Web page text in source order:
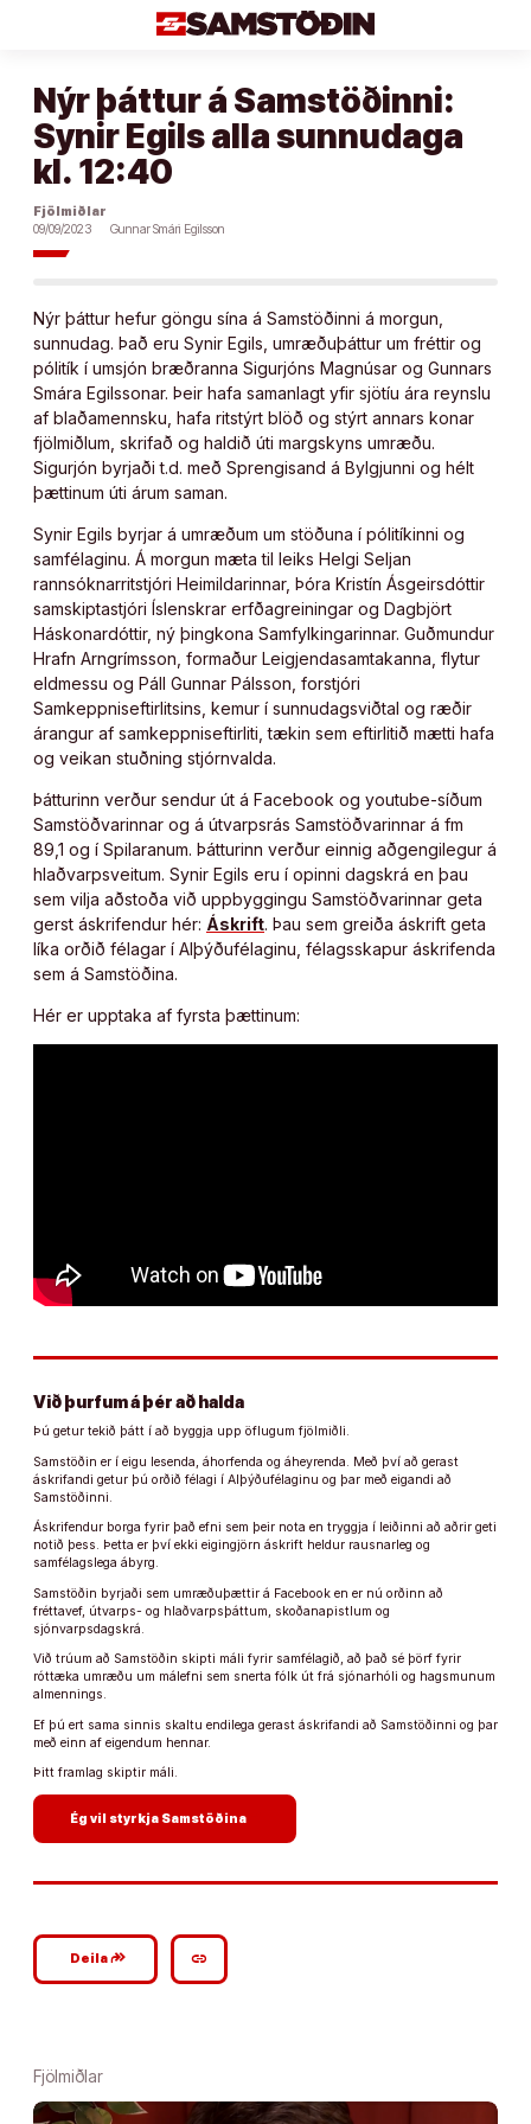
Nýr þáttur á Samstöðinni:
Synir Egils alla sunnudaga
kl. 12:40
Fjölmiðlar
09/09/2023
Gunnar Smári Egilsson
Nýr þáttur hefur göngu sína á Samstöðinni á morgun,
sunnudag. Það eru Synir Egils, umræðuþáttur um fréttir og
pólitík í umsjón bræðranna Sigurjóns Magnúsar og Gunnars
Smára Egilssonar. Þeir hafa samanlagt yfir sjötíu ára reynslu
af blaðamennsku, hafa ritstýrt blöð og stýrt annars konar
fjölmiðlum, skrifað og haldið úti margskyns umræðu.
Sigurjón byrjaði t.d. með Sprengisand á Bylgjunni og hélt
þættinum úti árum saman.
Synir Egils byrjar á umræðum um stöðuna í pólitíkinni og
samfélaginu. Á morgun mæta til leiks Helgi Seljan
rannsóknarritstjóri Heimildarinnar, Þóra Kristín Ásgeirsdóttir
samskiptastjóri Íslenskrar erfðagreiningar og Dagbjört
Háskonardóttir, ný þingkona Samfylkingarinnar. Guðmundur
Hrafn Arngrímsson, formaður Leigjendasamtakanna, flytur
eldmessu og Páll Gunnar Pálsson, forstjóri
Samkeppniseftirlitsins, kemur í sunnudagsviðtal og ræðir
árangur af samkeppniseftirliti, tækin sem eftirlitið mætti hafa
og veikan stuðning stjórnvalda.
Þátturinn verður sendur út á Facebook og youtube-síðum
Samstöðvarinnar og á útvarpsrás Samstöðvarinnar á fm
89,1 og í Spilaranum. Þátturinn verður einnig aðgengilegur á
hlaðvarpsveitum. Synir Egils eru í opinni dagskrá en þau
sem vilja aðstoða við uppbyggingu Samstöðvarinnar geta
gerst áskrifendur hér: Áskrift. Þau sem greiða áskrift geta
líka orðið félagar í Alþýðufélaginu, félagsskapur áskrifenda
sem á Samstöðina.
Hér er upptaka af fyrsta þættinum:
Við þurfum á þér að halda
Þú getur tekið þátt í að byggja upp öflugum fjölmiðli.
Samstöðin er í eigu lesenda, áhorfenda og áheyrenda. Með því að gerast
áskrifandi getur þú orðið félagi í Alþýðufélaginu og þar með eigandi að
Samstöðinni.
Áskrifendur borga fyrir það efni sem þeir nota en tryggja í leiðinni að aðrir geti
notið þess. Þetta er því ekki eigingjörn áskrift heldur rausnarleg og
samfélagslega ábyrg.
Samstöðin byrjaði sem umræðuþættir á Facebook en er nú orðinn að
fréttavef, útvarps- og hlaðvarpsþáttum, skoðanapistlum og
sjónvarpsdagskrá.
Við trúum að Samstöðin skipti máli fyrir samfélagið, að það sé þörf fyrir
róttæka umræðu um málefni sem snerta fólk út frá sjónarhóli og hagsmunum
almennings.
Ef þú ert sama sinnis skaltu endilega gerast áskrifandi að Samstöðinni og þar
með einn af eigendum hennar.
Þitt framlag skiptir máli.
Ég vil styrkja Samstöðina
Deilagoogle_plus_reshare link
Fjölmiðlar